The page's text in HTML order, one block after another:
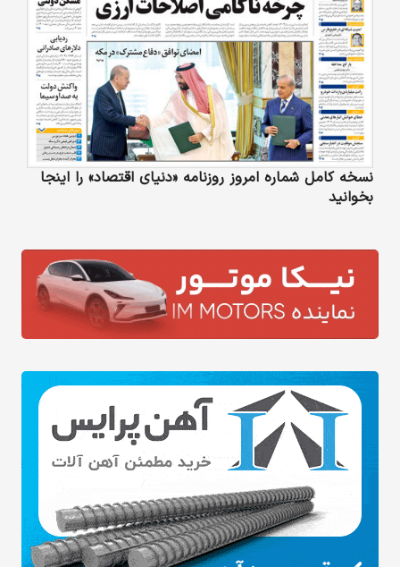
نسخه کامل شماره امروز روزنامه «دنیای‌ اقتصاد» را اینجا
بخوانید